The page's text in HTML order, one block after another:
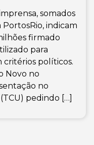
somados
indicam
firmado
para
critérios políticos.
Novo no
no
pedindo […]